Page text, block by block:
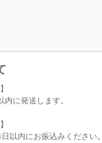
に発送します。
以内にお振込みください。